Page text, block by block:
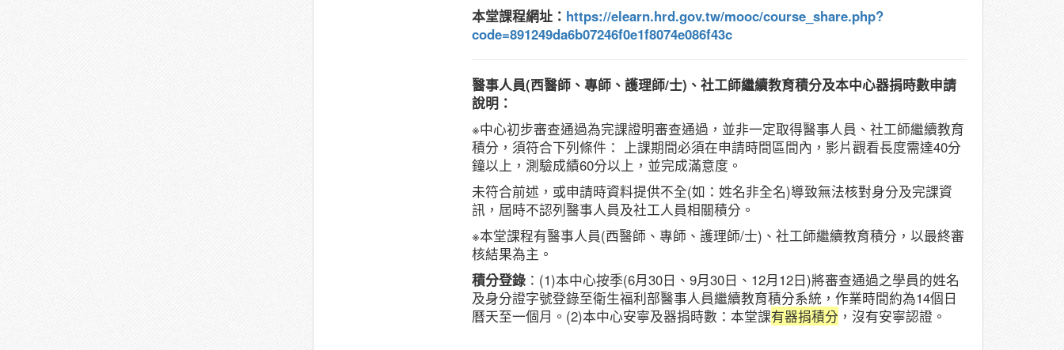
本堂課程網址： https://elearn.hrd.gov.tw/mooc/course_share.php?
code=891249da6b07246f0e1f8074e086f43c
醫事人員(西醫師、專師、護理師/士)、社工師繼續教育積分及本中心器捐時數申請
說明：
※中心初步審查通過為完課證明審查通過，並非一定取得醫事人員、社工師繼續教育
積分，須符合下列條件： 上課期間必須在申請時間區間內，影片觀看長度需達40分
鐘以上，測驗成績60分以上，並完成滿意度。
未符合前述，或申請時資料提供不全(如：姓名非全名)導致無法核對身分及完課資
訊，屆時不認列醫事人員及社工人員相關積分。
※本堂課程有醫事人員(西醫師、專師、護理師/士)、社工師繼續教育積分，以最終審
核結果為主。
積分登錄：(1)本中心按季(6月30日、9月30日、12月12日)將審查通過之學員的姓名
及身分證字號登錄至衛生福利部醫事人員繼續教育積分系統，作業時間約為14個日
曆天至一個月。(2)本中心安寧及器捐時數：本堂課有器捐積分 ，沒有安寧認證。